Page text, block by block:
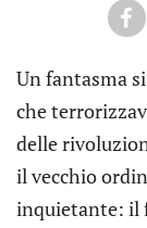
Un fantasma
che
delle
il vecchio
inquietante: il